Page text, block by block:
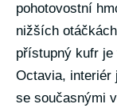
pohotovostní
nižších
přístupný kufr je
Octavia, interiér
se současnými